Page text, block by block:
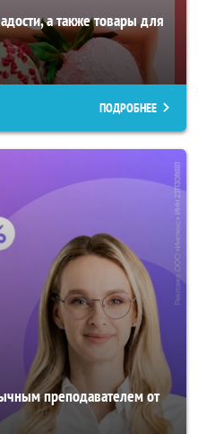
а также товары для
ПОДРОБНЕЕ
преподавателем от